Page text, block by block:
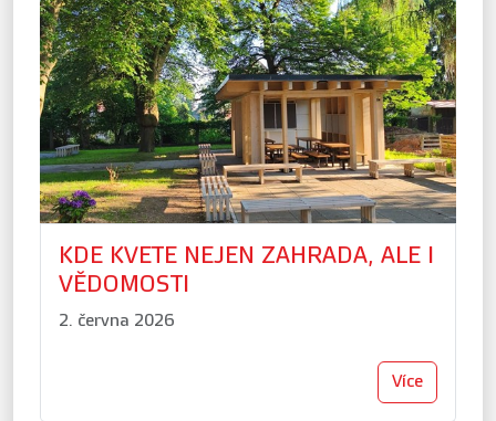
KDE KVETE NEJEN ZAHRADA, ALE I
VĚDOMOSTI
2. června 2026
Více